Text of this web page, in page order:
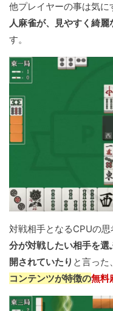
他プレイヤーの事は気に
人麻雀が、見やすく綺
す。
対戦相手となるCPUの思
分が対戦したい相手を
開されていたり と言った、
コンテンツが特徴の無料